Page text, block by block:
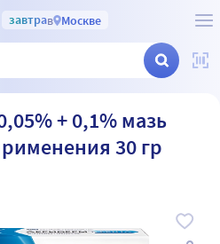
завтрав Москве
+ 0,1% мазь
30 гр